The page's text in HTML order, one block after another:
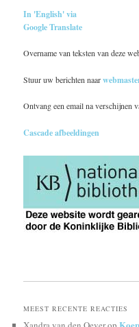
In 'English' via
Google Translate
Overname van teksten van deze
Stuur uw berichten naar
Ontvang een email na verschijnen
Cascade afbeeldingen
MEEST RECENTE REACTIES